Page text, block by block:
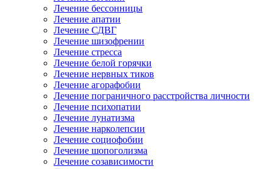
Лечение бессонницы
Лечение апатии
Лечение СДВГ
Лечение шизофрении
Лечение стресса
Лечение белой горячки
Лечение нервных тиков
Лечение агорафобии
Лечение пограничного расстройства личности
Лечение психопатии
Лечение лунатизма
Лечение нарколепсии
Лечение социофобии
Лечение шопоголизма
Лечение созависимости